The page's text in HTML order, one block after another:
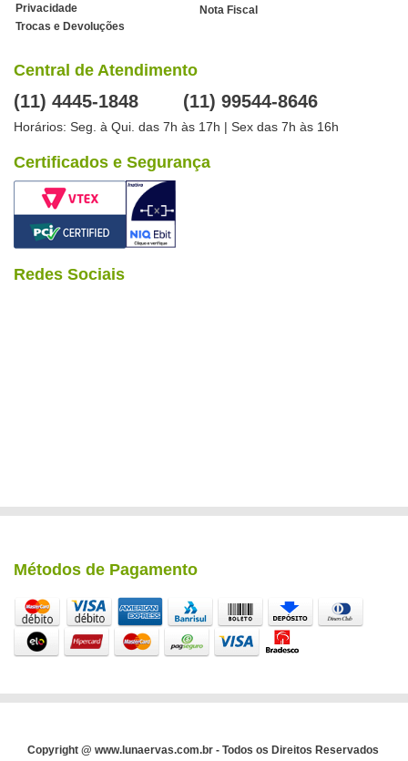
Privacidade
Trocas e Devoluções
Nota Fiscal
Central de Atendimento
(11) 4445-1848 (11) 99544-8646
Horários: Seg. à Qui. das 7h às 17h | Sex das 7h às 16h
Certificados e Segurança
Redes Sociais
Métodos de Pagamento
Copyright @ www.lunaervas.com.br - Todos os Direitos Reservados